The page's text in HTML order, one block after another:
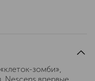
зомби»,